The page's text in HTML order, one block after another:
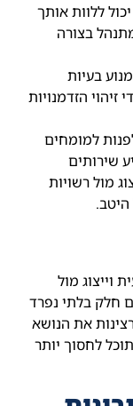
ללוות אותך
בצורה
בעיות
הזדמנויות
למומחים
שירותים
מול רשויות
וייצוג מול
חלק בלתי נפרד
את הנושא
לחסוך יותר